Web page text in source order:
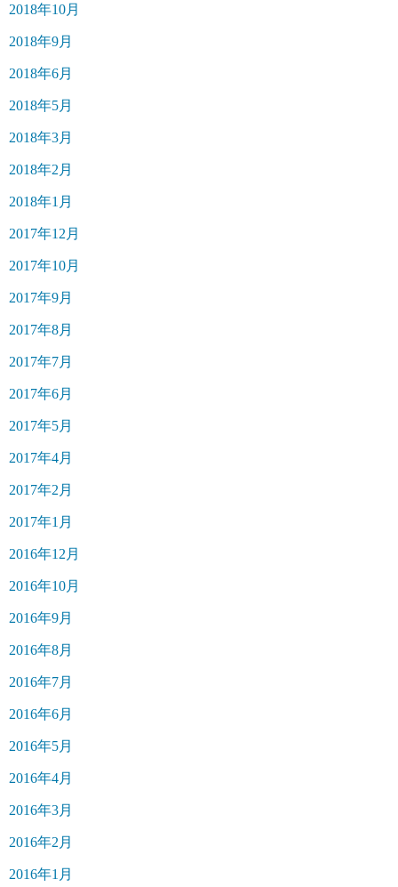
2018年10月
2018年9月
2018年6月
2018年5月
2018年3月
2018年2月
2018年1月
2017年12月
2017年10月
2017年9月
2017年8月
2017年7月
2017年6月
2017年5月
2017年4月
2017年2月
2017年1月
2016年12月
2016年10月
2016年9月
2016年8月
2016年7月
2016年6月
2016年5月
2016年4月
2016年3月
2016年2月
2016年1月